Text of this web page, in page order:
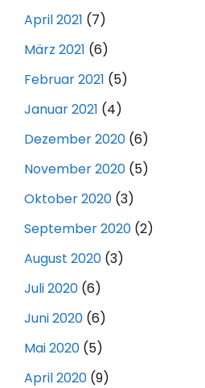
April 2021 (7)
März 2021 (6)
Februar 2021 (5)
Januar 2021 (4)
Dezember 2020 (6)
November 2020 (5)
Oktober 2020 (3)
September 2020 (2)
August 2020 (3)
Juli 2020 (6)
Juni 2020 (6)
Mai 2020 (5)
April 2020 (9)